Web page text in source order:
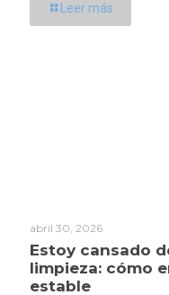
Leer más
abril 30, 2026
Estoy cansado
limpieza: cómo
estable